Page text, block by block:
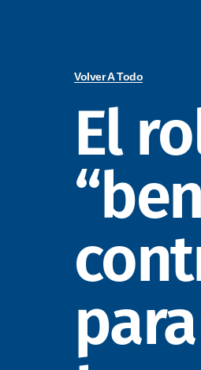
Volver A Todo
El